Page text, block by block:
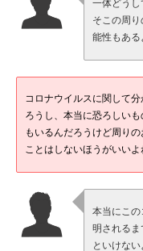
一体どうし
そこの周
能性もある
コロナウイルスに関して
ろうし、本当に恐ろしい
もいるんだろうけど周り
ことはしないほうがいいよ
本当にこの
明される
といけない